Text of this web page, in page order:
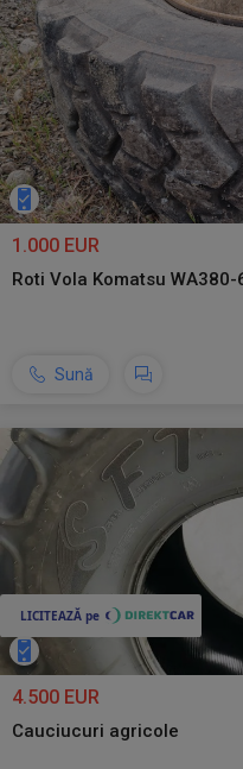
1.000 EUR
Roti Vola Komatsu
Sună
4.500 EUR
Cauciucuri agricole